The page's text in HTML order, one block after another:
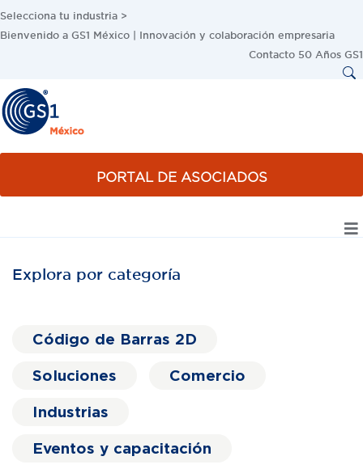
Selecciona tu industria >
Bienvenido a GS1 México | Innovación y colaboración empresaria
Contacto 50 Años GS1
PORTAL DE ASOCIADOS
Explora por categoría
Código de Barras 2D
Soluciones Comercio
Industrias
Eventos y capacitación